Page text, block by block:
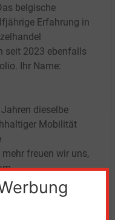
belgische
Erfahrung in
seit 2023 ebenfalls
Ihr Name:
dieselbe
Mobilität
freuen wir uns,
Mitgründer von